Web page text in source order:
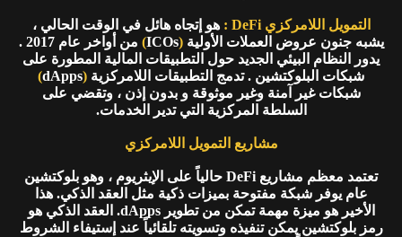
التمويل اللامركزي DeFi :
هو إتجاه هائل في الوقت الحالي ،
يشبه جنون عروض العملات الأولية(
ICOs
)
من أواخر عام 2017 .
يدور النظام البيئي الجديد حول التطبيقات المالية المطورة على
شبكات البلوكتشين . تدمج التطبيقات اللامركزية (
dApps
)
شبكات غير آمنة وغير موثوقة و بدون إذن ، وتقضي على
السلطة المركزية التي تدير الخدمات.
مشاريع التمويل اللامركزي
تعتمد معظم مشاريع DeFi حالياً على الإيثريوم ، وهو بلوكتشين
عام يوفر شبكة مفتوحة بميزات ذكية مثل العقد الذكي. هذا
الأخير هو ميزة مهمة تمكن من تطوير dApps. العقد الذكي هو
رمز بلوكتشين يمكن تنفيذه وتسويته تلقائياً عند إستيفاء الشروط